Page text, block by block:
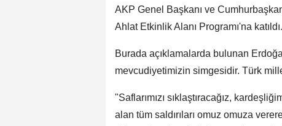
AKP Genel Başkanı ve
Ahlat Etkinlik Alanı Programı'na katıldı.
Burada açıklamalarda bulunan
mevcudiyetimizin simgesidir. Türk
"Saflarımızı sıklaştıracağız,
alan tüm saldırıları omuz omuza